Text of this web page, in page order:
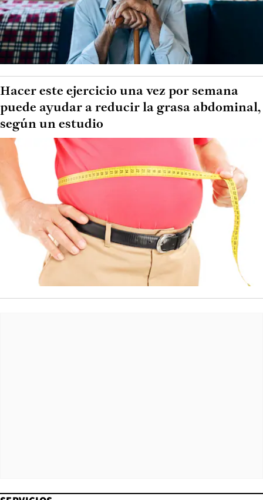
Hacer este ejercicio una vez por semana
puede ayudar a reducir la grasa abdominal,
según un estudio